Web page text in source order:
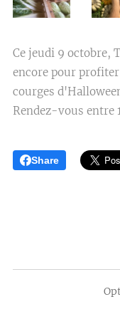
Ce jeudi 9 octobre,
encore pour profiter
courges
Rendez-vous entre
Share